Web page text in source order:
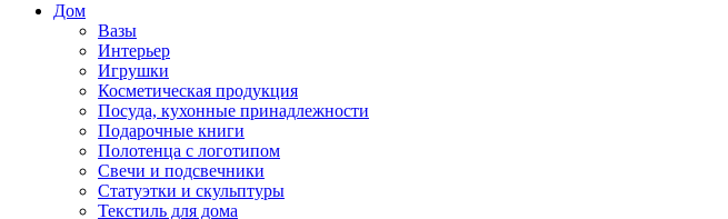
Дом
Вазы
Интерьер
Игрушки
Косметическая продукция
Посуда, кухонные принадлежности
Подарочные книги
Полотенца с логотипом
Свечи и подсвечники
Статуэтки и скульптуры
Текстиль для дома